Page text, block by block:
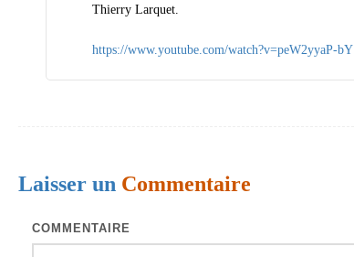
Thierry Larquet.
https://www.youtube.com/watch?v=peW2yyaP-bY
Laisser un Commentaire
COMMENTAIRE